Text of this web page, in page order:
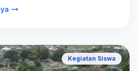
Kegiatan Siswa